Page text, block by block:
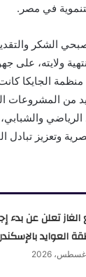
في مصر.
الشكر
ولايته، على
الجايكا
من المشروعات
الرياضي
وتعزيز تبادل
الغاز تعلن عن بدء
العوايد